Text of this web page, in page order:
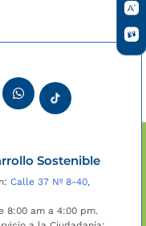
Sostenible
Calle 37 Nº 8-40,
8:00 am a 4:00 pm.